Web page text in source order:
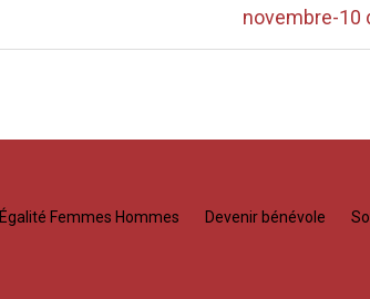
novembre-10
Égalité Femmes Hommes Devenir bénévole